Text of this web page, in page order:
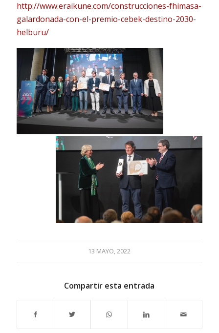
http://www.eraikune.com/construcciones-fhimasa-
galardonada-con-el-premio-cebek-destino-2030-
helburu/
13 MAYO, 2022
Compartir esta entrada